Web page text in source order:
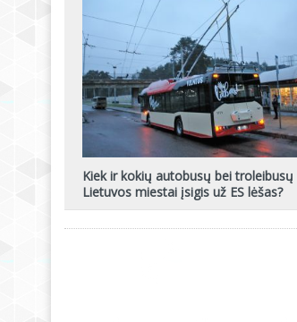
Kiek ir kokių autobusų bei troleibusų
Lietuvos miestai įsigis už ES lėšas?